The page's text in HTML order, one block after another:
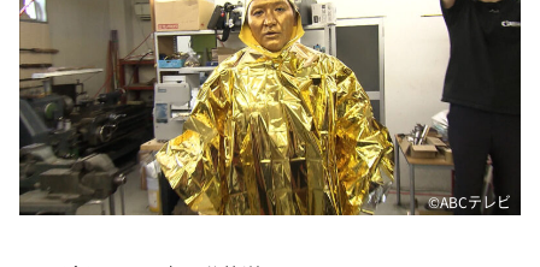
©️ABCテレビ